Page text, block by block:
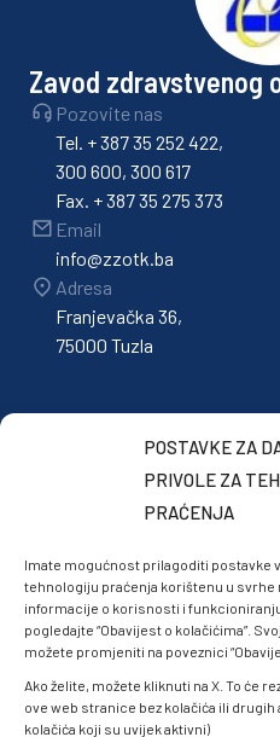
POSTAVKE ZA
PRIVOLE ZA
PRAĆENJA
Imate mogućnost prilagoditi postavke
tehnologiju praćenja korištenu u svrhe
informacije o korisnosti i
pogledajte “Obavijest o kolačićima”.
možete promjeniti na poveznici
Ako želite, možete kliknuti na X. To će
ove web stranice bez kolačića ili
kolačića koji su uvijek aktivni)
Zavod zdravstvenog
Pozovite nas
Tel. + 387 35 252 422,
300 600, 300 617
Fax. + 387 35 275 373
Email
info@zzotk.ba
Adresa
Franjevačka 36,
75000 Tuzla